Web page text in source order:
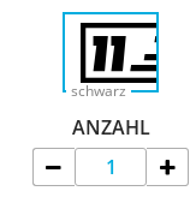
schwarz
ANZAHL